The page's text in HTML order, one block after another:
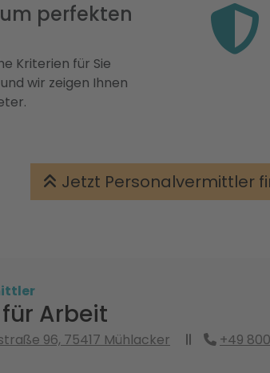
perfekten
Kriterien für Sie
wir zeigen Ihnen
Jetzt Personalvermittler
Arbeit
96, 75417 Mühlacker +49